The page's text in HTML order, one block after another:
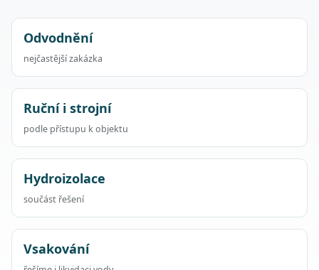
Odvodnění
nejčastější zakázka
Ruční i strojní
podle přístupu k objektu
Hydroizolace
součást řešení
Vsakování